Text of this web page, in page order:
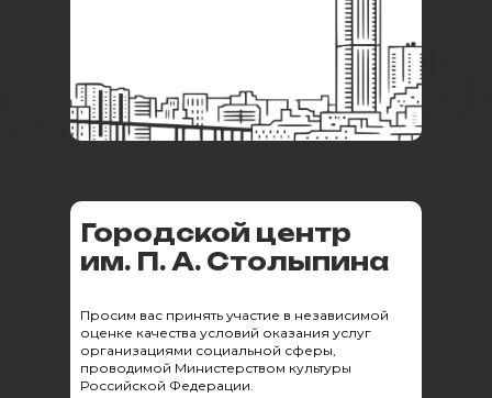
Городской центр
им. П. А. Столыпина
Просим вас принять участие в независимой
оценке качества условий оказания услуг
организациями социальной сферы,
проводимой Министерством культуры
Российской Федерации.